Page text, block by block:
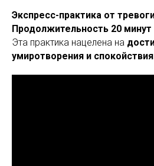
Экспресс-практика от
Продолжительность 20
Эта практика нацелена на
умиротворения и